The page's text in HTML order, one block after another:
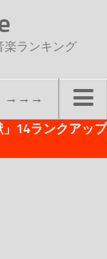
楽ランキング
→→→
」14ランクアップ